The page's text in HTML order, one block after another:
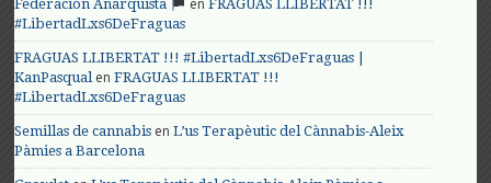
Federación Anarquista
enFRAGUAS LLIBERTAT !!!
#LibertadLxs6DeFraguas
FRAGUAS LLIBERTAT !!! #LibertadLxs6DeFraguas |
KanPasqualenFRAGUAS LLIBERTAT !!!
#LibertadLxs6DeFraguas
Semillas de cannabis enL’us Terapèutic del Cànnabis-Aleix
Pàmies a Barcelona